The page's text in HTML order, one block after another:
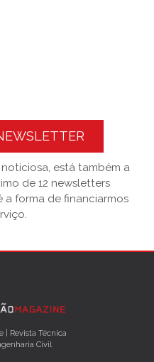
está também a
de 12 newsletters
a forma de financiarmos
| Revista Técnica
Civil